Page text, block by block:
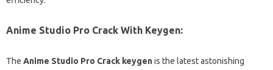
Anime Studio Pro Crack With Keygen:
The Anime Studio Pro Crack keygenis the latest astonishing